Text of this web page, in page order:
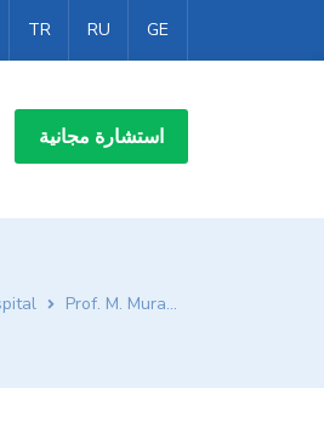
TR RU GE
استشارة مجانية
Prof. M. Murat İNAL